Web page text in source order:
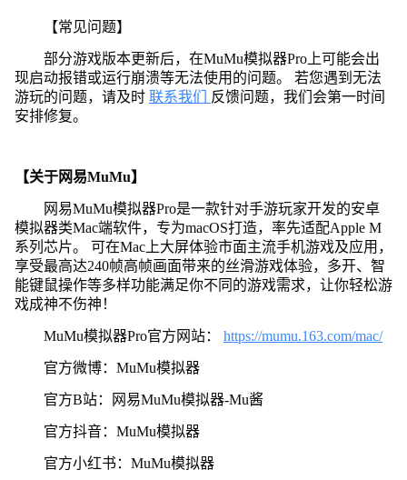
【常见问题】
部分游戏版本更新后，在MuMu模拟器Pro上可能会出
现启动报错或运行崩溃等无法使用的问题。 若您遇到无法
游玩的问题，请及时 联系我们
反馈问题，我们会第一时间
安排修复。
【关于网易MuMu】
网易MuMu模拟器Pro是一款针对手游玩家开发的安卓
模拟器类Mac端软件，专为macOS打造，率先适配Apple M
系列芯片。 可在Mac上大屏体验市面主流手机游戏及应用，
享受最高达240帧高帧画面带来的丝滑游戏体验，多开、智
能键鼠操作等多样功能满足你不同的游戏需求，让你轻松游
戏成神不伤神！
MuMu模拟器Pro官方网站： https://mumu.163.com/mac/
官方微博：MuMu模拟器
官方B站：网易MuMu模拟器-Mu酱
官方抖音：MuMu模拟器
官方小红书：MuMu模拟器